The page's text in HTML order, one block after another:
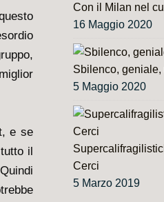
e se
il
Con il Milan nel
16 Maggio 2020
Sbilenco,
5 Maggio 2020
Cerci
5 Marzo 2019